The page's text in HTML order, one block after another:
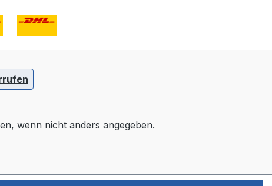
wenn nicht anders angegeben.